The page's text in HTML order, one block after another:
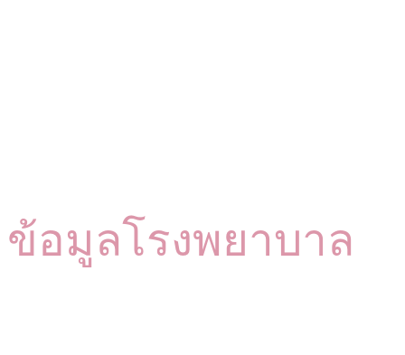
ข้อมูลโรงพยาบาล